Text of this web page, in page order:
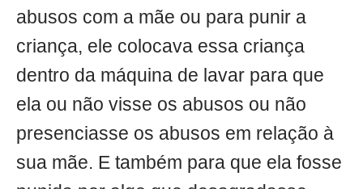
abusos com a mãe ou para punir a
criança, ele colocava essa criança
dentro da máquina de lavar para que
ela ou não visse os abusos ou não
presenciasse os abusos em relação à
sua mãe. E também para que ela fosse